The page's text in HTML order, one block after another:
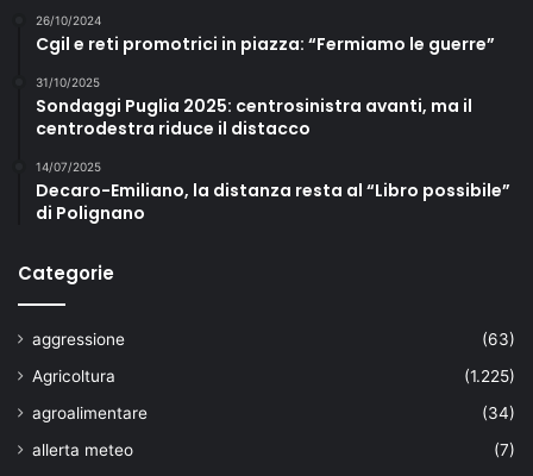
26/10/2024
Cgil e reti promotrici in piazza: “Fermiamo le guerre”
31/10/2025
Sondaggi Puglia 2025: centrosinistra avanti, ma il
centrodestra riduce il distacco
14/07/2025
Decaro-Emiliano, la distanza resta al “Libro possibile”
di Polignano
Categorie
aggressione
(63)
Agricoltura
(1.225)
agroalimentare
(34)
allerta meteo
(7)